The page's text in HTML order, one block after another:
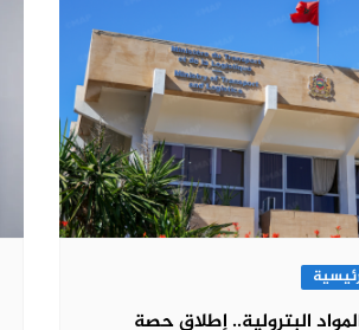
البترولية.. إطلاق حصة